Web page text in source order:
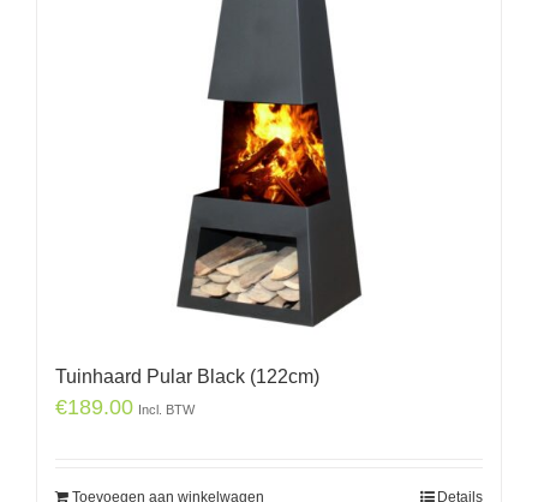
Tuinhaard Pular Black (122cm)
€189.00 Incl. BTW
Toevoegen aan winkelwagen Details